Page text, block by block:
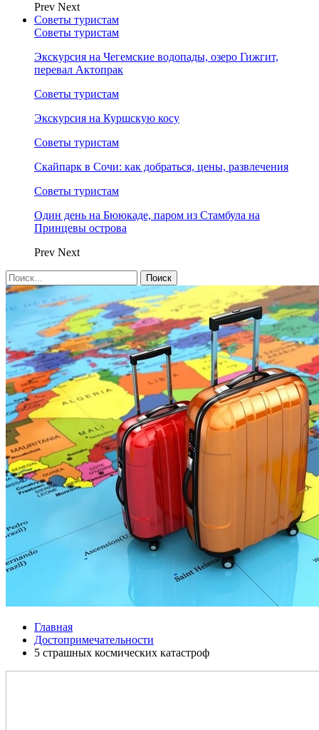
Prev Next
Советы туристам
Советы туристам
Экскурсия на Чегемские водопады, озеро Гижгит,
перевал Актопрак
Советы туристам
Экскурсия на Куршскую косу
Советы туристам
Скайпарк в Сочи: как добраться, цены, развлечения
Советы туристам
Один день на Бююкаде, паром из Стамбула на
Принцевы острова
Prev Next
Главная
Достопримечательности
5 страшных космических катастроф